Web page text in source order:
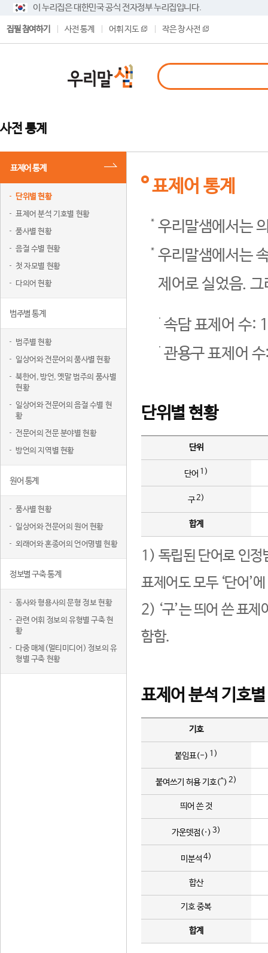
이 누리집은 대한민국 공식 전자정부 누리집입니다.
집필 참여하기 사전 통계 어휘 지도 작은 창 사전
사전 통계
표제어 통계
단위별 현황
표제어 분석 기호별 현황
품사별 현황
음절 수별 현황
첫 자모별 현황
다의어 현황
범주별 통계
범주별 현황
일상어와 전문어의 품사별 현황
북한어, 방언, 옛말 범주의 품사별
현황
일상어와 전문어의 음절 수별 현
황
전문어의 전문 분야별 현황
방언의 지역별 현황
원어 통계
품사별 현황
일상어와 전문어의 원어 현황
외래어와 혼종어의 언어명별 현황
정보별 구축 통계
동사와 형용사의 문형 정보 현황
관련 어휘 정보의 유형별 구축 현
황
다중 매체(멀티미디어) 정보의 유
형별 구축 현황
표제어 통계
우리말샘에서는
우리말샘에서는
제어로 실었음.
속담 표제어 수:
관용구 표제어
단위별 현황
단위
단어 1)
구2)
합계
1) 독립된 단어로 인정
표제어도 모두 ‘단어’
2) ‘구’는 띄어 쓴 표
함함.
표제어 분석 기호
기호
붙임표(-) 1)
붙여쓰기 허용 기호(^) 2)
띄어 쓴 것
가운뎃점(·) 3)
미분석 4)
합산
기호 중복
합계